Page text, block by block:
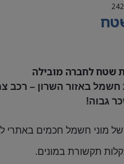
הראשון
שטח לחברה מובילה
חשמל באזור השרון – רכב
גבוה!
מוני חשמל חכמים באתרי
תקשורת במונים.